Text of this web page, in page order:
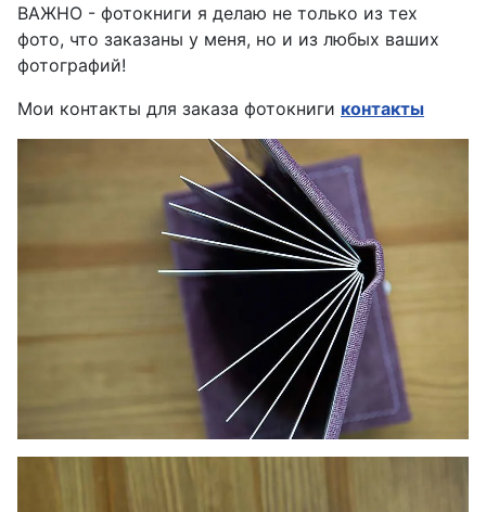
ВАЖНО - фотокниги я делаю не только из тех
фото, что заказаны у меня, но и из любых ваших
фотографий!
Мои контакты для заказа фотокниги контакты